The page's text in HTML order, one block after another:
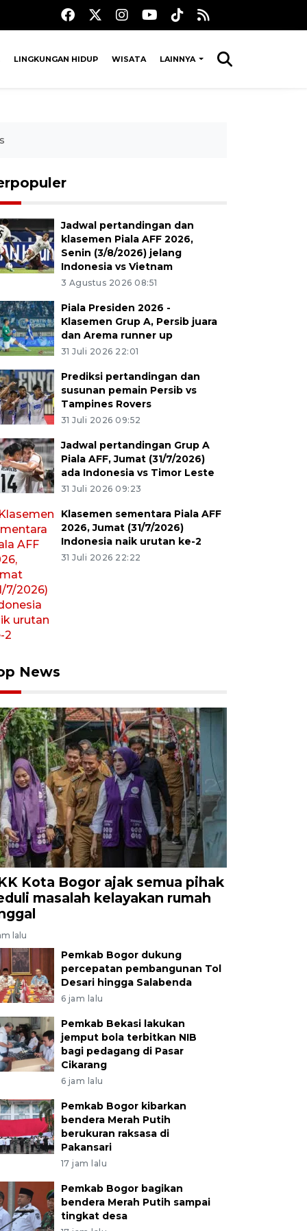
LINGKUNGAN HIDUP WISATA LAINNYA
Jadwal pertandingan dan
klasemen Piala AFF 2026,
Senin (3/8/2026) jelang
Indonesia vs Vietnam
3 Agustus 2026 08:51
Piala Presiden 2026 -
Klasemen Grup A, Persib juara
dan Arema runner up
31 Juli 2026 22:01
Prediksi pertandingan dan
susunan pemain Persib vs
Tampines Rovers
31 Juli 2026 09:52
Jadwal pertandingan Grup A
Piala AFF, Jumat (31/7/2026)
ada Indonesia vs Timor Leste
31 Juli 2026 09:23
Klasemen sementara Piala AFF
2026, Jumat (31/7/2026)
Indonesia naik urutan ke-2
31 Juli 2026 22:22
News
Kota Bogor ajak semua pihak
masalah kelayakan rumah
lalu
Pemkab Bogor dukung
percepatan pembangunan Tol
Desari hingga Salabenda
6 jam lalu
Pemkab Bekasi lakukan
jemput bola terbitkan NIB
bagi pedagang di Pasar
Cikarang
6 jam lalu
Pemkab Bogor kibarkan
bendera Merah Putih
berukuran raksasa di
Pakansari
17 jam lalu
Pemkab Bogor bagikan
bendera Merah Putih sampai
tingkat desa